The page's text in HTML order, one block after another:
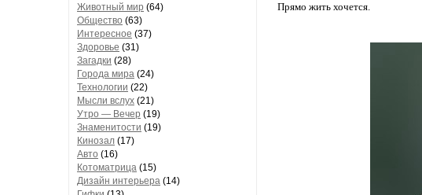
Животный мир (64)
Общество (63)
Интересное (37)
Здоровье (31)
Загадки (28)
Города мира (24)
Технологии (22)
Мысли вслух (21)
Утро — Вечер (19)
Знаменитости (19)
Кинозал (17)
Авто (16)
Котоматрица (15)
Дизайн интерьера (14)
Прямо жить хочется.